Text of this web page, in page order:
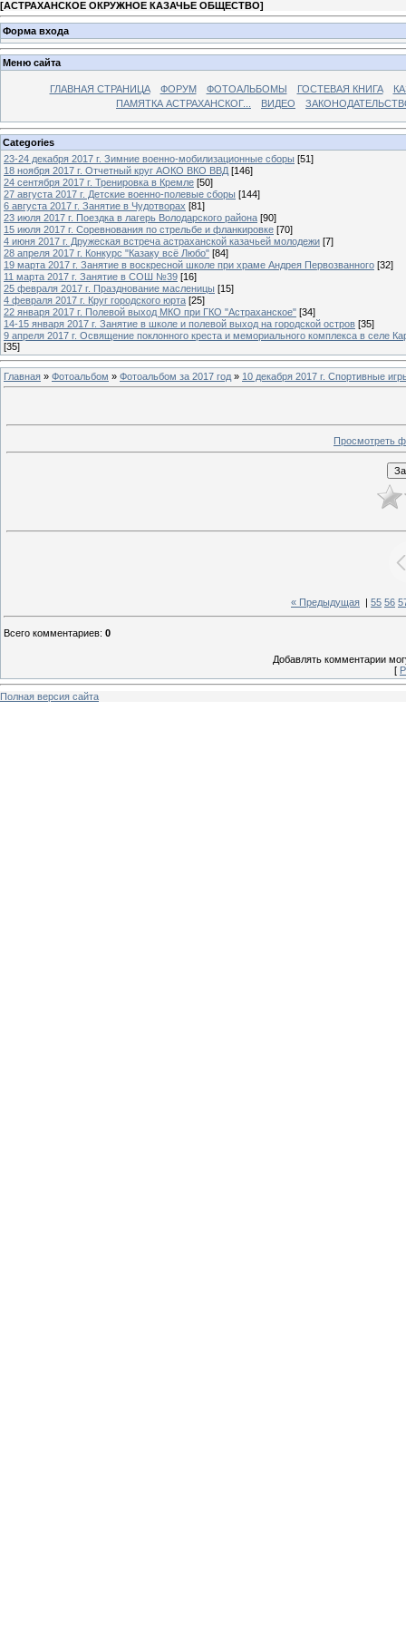
[АСТРАХАНСКОЕ ОКРУЖНОЕ КАЗАЧЬЕ ОБЩЕСТВО]
Форма входа
Меню сайта
ГЛАВНАЯ СТРАНИЦА ФОРУМ ФОТОАЛЬБОМЫ ГОСТЕВАЯ КНИГА
ПАМЯТКА АСТРАХАНСКОГ...
ВИДЕО
Categories
23-24 декабря 2017 г. Зимние военно-мобилизационные сборы [51]
18 ноября 2017 г. Отчетный круг АОКО ВКО ВВД [146]
24 сентября 2017 г. Тренировка в Кремле [50]
27 августа 2017 г. Детские военно-полевые сборы [144]
6 августа 2017 г. Занятие в Чудотворах [81]
23 июля 2017 г. Поездка в лагерь Володарского района [90]
15 июля 2017 г. Соревнования по стрельбе и фланкировке [70]
4 июня 2017 г. Дружеская встреча астраханской казачьей молодежи [7]
28 апреля 2017 г. Конкурс "Казаку всё Любо" [84]
19 марта 2017 г. Занятие в воскресной школе при храме Андрея Первозванного [32]
11 марта 2017 г. Занятие в СОШ №39 [16]
25 февраля 2017 г. Празднование масленицы [15]
4 февраля 2017 г. Круг городского юрта [25]
22 января 2017 г. Полевой выход МКО при ГКО "Астраханское" [34]
14-15 января 2017 г. Занятие в школе и полевой выход на городской остров [35]
9 апреля 2017 г. Освящение поклонного креста и мемориального комплекса в селе
[35]
Главная » Фотоальбом » Фотоальбом за 2017 год » 10 декабря 2017 г. Спортивные
Просмотреть
« Предыдущая 55 56
Всего комментариев: 0
Добавлять комментарии
[
Полная версия сайта